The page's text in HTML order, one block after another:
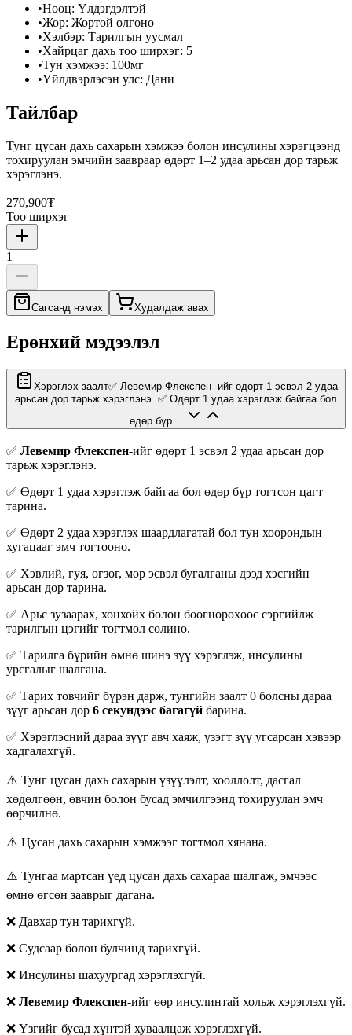
•Нөөц: Үлдэгдэлтэй
•Жор: Жортой олгоно
•Хэлбэр: Тарилгын уусмал
•Хайрцаг дахь тоо ширхэг: 5
•Тун хэмжээ: 100мг
•Үйлдвэрлэсэн улс: Дани
Тайлбар
Тунг цусан дахь сахарын хэмжээ болон инсулины хэрэгцээнд
тохируулан эмчийн заавраар өдөрт 1–2 удаа арьсан дор тарьж
хэрэглэнэ.
270,900₮
Тоо ширхэг
1
Сагсанд нэмэх Худалдаж авах
Ерөнхий мэдээлэл
Хэрэглэх заалт✅ Левемир Флекспен -ийг өдөрт 1 эсвэл 2 удаа
арьсан дор тарьж хэрэглэнэ. ✅ Өдөрт 1 удаа хэрэглэж байгаа бол
өдөр бүр ...
✅ Левемир Флекспен-ийг өдөрт 1 эсвэл 2 удаа арьсан дор
тарьж хэрэглэнэ.
✅ Өдөрт 1 удаа хэрэглэж байгаа бол өдөр бүр тогтсон цагт
тарина.
✅ Өдөрт 2 удаа хэрэглэх шаардлагатай бол тун хоорондын
хугацааг эмч тогтооно.
✅ Хэвлий, гуя, өгзөг, мөр эсвэл бугалганы дээд хэсгийн
арьсан дор тарина.
✅ Арьс зузаарах, хонхойх болон бөөгнөрөхөөс сэргийлж
тарилгын цэгийг тогтмол солино.
✅ Тарилга бүрийн өмнө шинэ зүү хэрэглэж, инсулины
урсгалыг шалгана.
✅ Тарих товчийг бүрэн дарж, тунгийн заалт 0 болсны дараа
зүүг арьсан дор 6 секундээс багагүй барина.
✅ Хэрэглэсний дараа зүүг авч хаяж, үзэгт зүү угсарсан хэвээр
хадгалахгүй.
⚠️ Тунг цусан дахь сахарын үзүүлэлт, хооллолт, дасгал
хөдөлгөөн, өвчин болон бусад эмчилгээнд тохируулан эмч
өөрчилнө.
⚠️ Цусан дахь сахарын хэмжээг тогтмол хянана.
⚠️ Тунгаа мартсан үед цусан дахь сахараа шалгаж, эмчээс
өмнө өгсөн зааврыг дагана.
❌ Давхар тун тарихгүй.
❌ Судсаар болон булчинд тарихгүй.
❌ Инсулины шахуургад хэрэглэхгүй.
❌ Левемир Флекспен-ийг өөр инсулинтай хольж хэрэглэхгүй.
❌ Үзгийг бусад хүнтэй хуваалцаж хэрэглэхгүй.